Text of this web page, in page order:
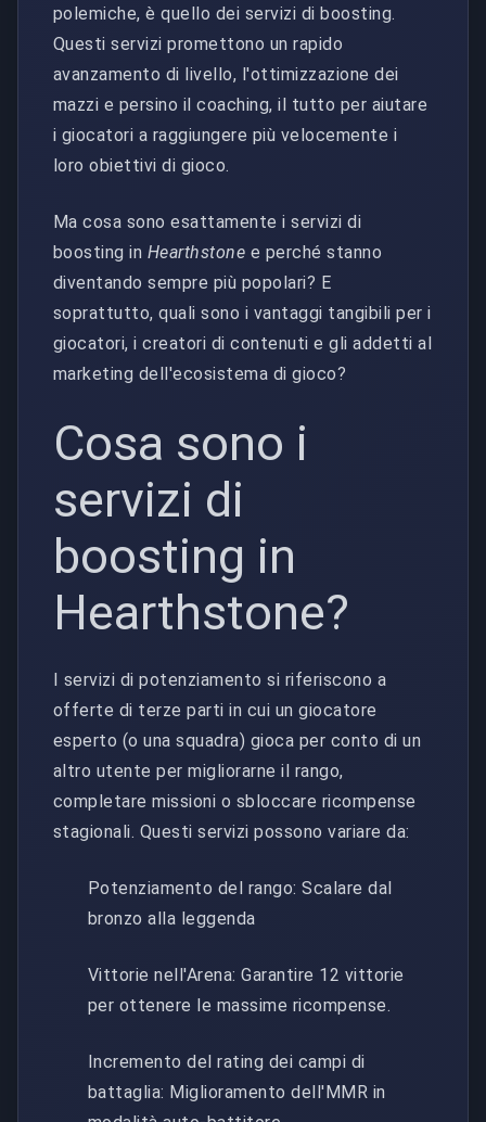
polemiche, è quello dei servizi di boosting.
Questi servizi promettono un rapido
avanzamento di livello, l'ottimizzazione dei
mazzi e persino il coaching, il tutto per aiutare
i giocatori a raggiungere più velocemente i
loro obiettivi di gioco.
Ma cosa sono esattamente i servizi di
boosting in Hearthstone e perché stanno
diventando sempre più popolari? E
soprattutto, quali sono i vantaggi tangibili per i
giocatori, i creatori di contenuti e gli addetti al
marketing dell'ecosistema di gioco?
Cosa sono i
servizi di
boosting in
Hearthstone?
I servizi di potenziamento si riferiscono a
offerte di terze parti in cui un giocatore
esperto (o una squadra) gioca per conto di un
altro utente per migliorarne il rango,
completare missioni o sbloccare ricompense
stagionali. Questi servizi possono variare da:
Potenziamento del rango: Scalare dal
bronzo alla leggenda
Vittorie nell'Arena: Garantire 12 vittorie
per ottenere le massime ricompense.
Incremento del rating dei campi di
battaglia: Miglioramento dell'MMR in